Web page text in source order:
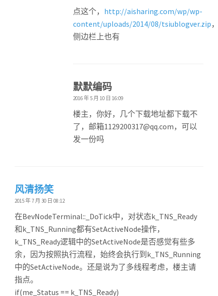
点这个， http://aisharing.com/wp/wp-
content/uploads/2014/08/tsiublogver.zip
侧边栏上也有
默默编码
2016 年 5 月 10 日 16:09
楼主，你好，几个下载地址都下载不
了，邮箱1129200317@qq.com，可以
发一份吗
风清扬笑
2015 年 7 月 30 日 08:12
在BevNodeTerminal::_DoTick中，对状态k_TNS_Ready
和k_TNS_Running都有SetActiveNode操作，
k_TNS_Ready逻辑中的SetActiveNode是否感觉有些多
余，因为按照执行流程，始终会执行到k_TNS_Running
中的SetActiveNode。还是说为了多线程考虑，楼主请
指点。
if(me_Status == k_TNS_Ready)